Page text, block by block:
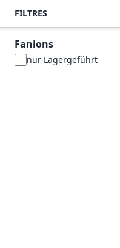
FILTRES
Fanions
nur Lagergeführt